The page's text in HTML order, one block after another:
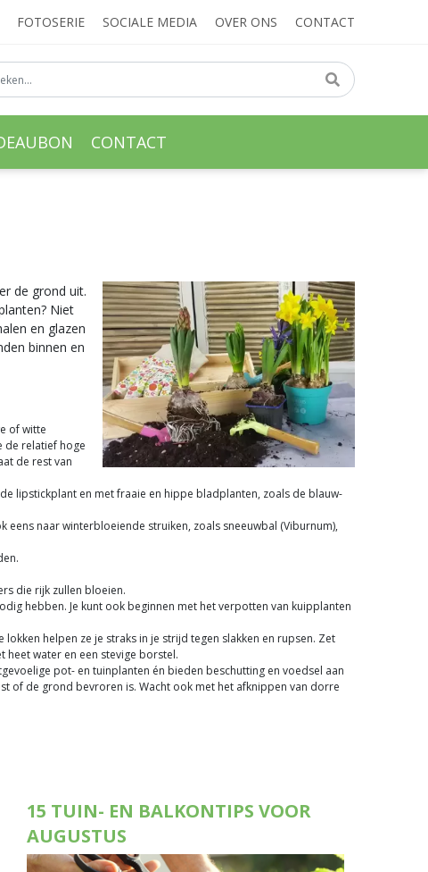
FOTOSERIE SOCIALE MEDIA OVER ONS CONTACT
CONTACT
de grond uit.
Niet
en glazen
binnen en
of witte
de relatief hoge
de rest van
lipstickplant en met fraaie en hippe bladplanten, zoals de blauw-
eens naar winterbloeiende struiken, zoals sneeuwbal (Viburnum),
die rijk zullen bloeien.
hebben. Je kunt ook beginnen met het verpotten van kuipplanten
helpen ze je straks in je strijd tegen slakken en rupsen. Zet
heet water en een stevige borstel.
pot- en tuinplanten én bieden beschutting en voedsel aan
of de grond bevroren is. Wacht ook met het afknippen van dorre
15 TUIN- EN BALKONTIPS VOOR
AUGUSTUS